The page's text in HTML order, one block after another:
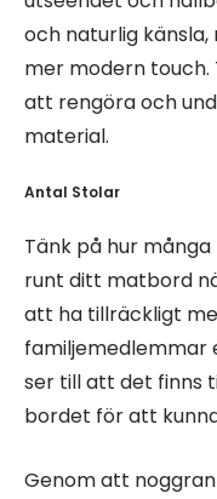
och naturlig
mer modern
att rengöra och
material.
Antal Stolar
Tänk på hur
runt ditt matbord
att ha tillräckligt
familjemedlemmar
ser till att det finns
bordet för att
Genom att